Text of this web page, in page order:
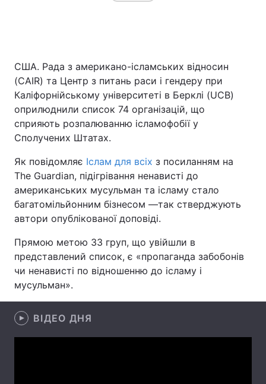
Головна Війна
Економіка Світ
Спорт Наука
Зброя Інциденти
Здоров'я
США. Рада з американо-ісламських відносин
(CAIR) та Центр з питань раси і гендеру при
Каліфорнійському університеті в Берклі (UCB)
оприлюднили список 74 організацій, що
сприяють розпалюванню ісламофобії у
Сполучених Штатах.
Як повідомляє Іслам для всіх з посиланням на
The Guardian, підігрівання ненависті до
американських мусульман та ісламу стало
багатомільйонним бізнесом —так стверджують
автори опублікованої доповіді.
Прямою метою 33 груп, що увійшли в
представлений список, є «пропаганда забобонів
чи ненависті по відношенню до ісламу і
мусульман».
ВІДЕО ДНЯ